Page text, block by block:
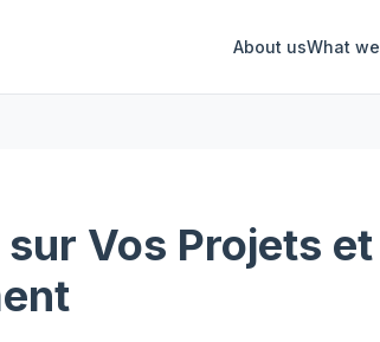
About usWhat
sur Vos Projets